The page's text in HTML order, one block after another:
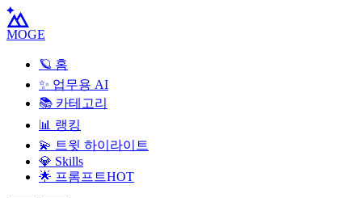
MOGE
🪐 홈
✨ 업무용 AI
📚 카테고리
📊 랭킹
💫 트윗 하이라이트
💎 Skills
🌟 프롬프트HOT